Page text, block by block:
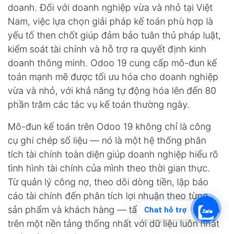
doanh. Đối với doanh nghiệp vừa và nhỏ tại Việt
Nam, việc lựa chọn giải pháp kế toán phù hợp là
yếu tố then chốt giúp đảm bảo tuân thủ pháp luật,
kiểm soát tài chính và hỗ trợ ra quyết định kinh
doanh thông minh. Odoo 19 cung cấp mô-đun kế
toán mạnh mẽ được tối ưu hóa cho doanh nghiệp
vừa và nhỏ, với khả năng tự động hóa lên đến 80
phần trăm các tác vụ kế toán thường ngày.
Mô-đun kế toán trên Odoo 19 không chỉ là công
cụ ghi chép số liệu — nó là một hệ thống phân
tích tài chính toàn diện giúp doanh nghiệp hiểu rõ
tình hình tài chính của mình theo thời gian thực.
Từ quản lý công nợ, theo dõi dòng tiền, lập báo
cáo tài chính đến phân tích lợi nhuận theo từng
sản phẩm và khách hàng — tất cả được thực hiện
trên một nền tảng thống nhất với dữ liệu luôn nhất
Chat hỗ trợ